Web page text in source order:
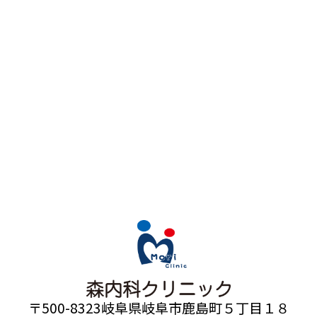
〒500-8323岐阜県岐阜市鹿島町５丁目１８